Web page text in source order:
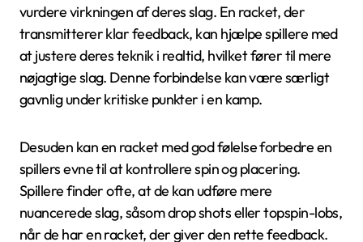
vurdere virkningen af deres slag. En racket, der
transmitterer klar feedback, kan hjælpe spillere med
at justere deres teknik i realtid, hvilket fører til mere
nøjagtige slag. Denne forbindelse kan være særligt
gavnlig under kritiske punkter i en kamp.
Desuden kan en racket med god følelse forbedre en
spillers evne til at kontrollere spin og placering.
Spillere finder ofte, at de kan udføre mere
nuancerede slag, såsom drop shots eller topspin-lobs,
når de har en racket, der giver den rette feedback.